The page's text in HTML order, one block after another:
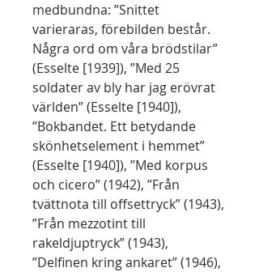
medbundna: ”Snittet
varieraras, förebilden består.
Några ord om våra brödstilar”
(Esselte [1939]), ”Med 25
soldater av bly har jag erövrat
världen” (Esselte [1940]),
”Bokbandet. Ett betydande
skönhetselement i hemmet”
(Esselte [1940]), ”Med korpus
och cicero” (1942), ”Från
tvättnota till offsettryck” (1943),
”Från mezzotint till
rakeldjuptryck” (1943),
”Delfinen kring ankaret” (1946),